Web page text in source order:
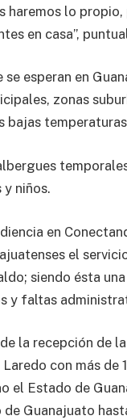
lo
en casa”,
esperan en
zonas
bajas
y niños.
en
el
siendo ésta
y faltas
la recepción de
con más de
el Estado de
Guanajuato